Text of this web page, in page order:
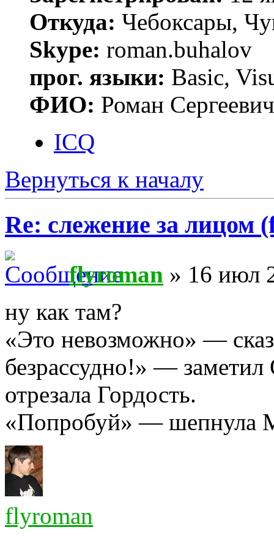
Откуда: Чебоксары,
Skype: roman.buhalov
прог. языки: Basic,
ФИО: Роман Сергеевич
ICQ
Вернуться к началу
Re: слежение за лицом
flyroman » 16 июл
ну как там?
«Это невозможно» —
безрассудно!» —
отрезала Гордость.
«Попробуй» — шепнула
flyroman